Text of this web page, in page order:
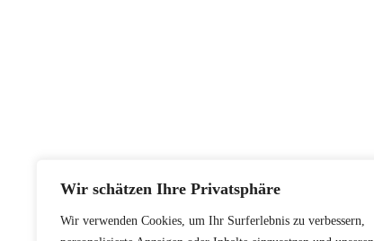
Wir schätzen Ihre Privatsphäre
Wir verwenden Cookies, um Ihr Surferlebnis zu verbessern,